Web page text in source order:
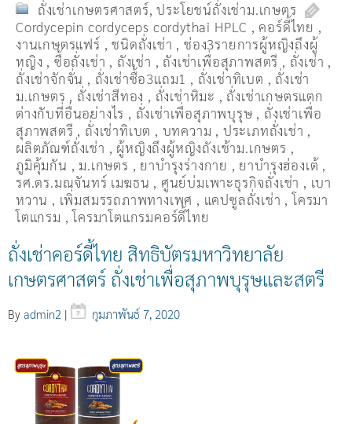
ถั่งเช่าเกษตรศาสตร์,ประโยชน์ถั่งเช่าม.เกษตร
Cordycepin cordyceps cordythai HPLC , คอร์ดี้ไทย ,
งานเกษตรแฟร์ ,ชนิดถั่งเช่า ,ช่อง3รายการผู้หญิงถึงผู้
หญิง , ซื้อถั่งเช่า , ถังเช่า , ถังเช่าเพื่อสุภาพสตรี , ถั่งเช่า ,
ถั่งเช่าจักจั่น , ถั่งเช่าซื้อ3แถม1 , ถั่งเช่าทิเบต , ถั่งเช่า
ม.เกษตร , ถั่งเช่าสีทอง , ถั่งเช่าหิมะ , ถั่งเช่าเกษตรแตก
ต่างกับที่อื่นอย่างไร , ถั่งเช่าเพื่อสุภาพบุรุษ , ถั่งเช่าเพื่อ
สุภาพสตรี , ถั่่งเช่าทิเบต , บทความ , ประเภทถั่งเช่า ,
ผลิตภัณฑ์ถั่งเช่า , ผู้หญิงถึงผู้หญิงถังเช้าม.เกษตร ,
ภูมิคุ้มกัน ,ม.เกษตร , ยาบำรุงร่างกาย , ยาบำรุงฮ่องเต้ ,
รศ.ดร.มณจันทร์ เมฆธน , ศูนย์บ่มเพาะธุรกิจถั่งเช่า , เบา
หวาน , เพิ่มสมรรถภาพทางเพศ , แคปซูลถั่งเช่า ,โครมา
โตแกรม ,โครมาโตแกรมคอร์ดี้ไทย
ถั่งเช่าคอร์ดี้ไทย สิทธิบัตรมหาวิทยาลัย
เกษตรศาสตร์ ถั่งเช่าเพื่อสุภาพบุรุษและสตรี
By admin2 | กุมภาพันธ์ 7, 2020